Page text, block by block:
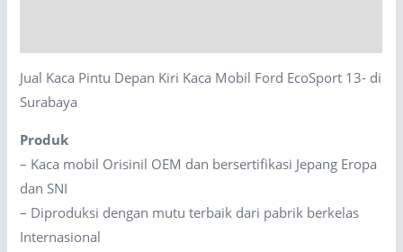
EcoSport
13-
di
Surabaya
quantity
Jual Kaca Pintu Depan Kiri Kaca Mobil Ford EcoSport 13- di
Surabaya
Produk
– Kaca mobil Orisinil OEM dan bersertifikasi Jepang Eropa
dan SNI
– Diproduksi dengan mutu terbaik dari pabrik berkelas
Internasional